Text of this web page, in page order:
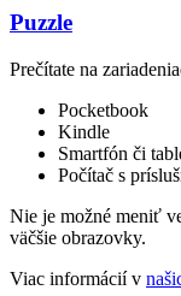
Puzzle
Prečítate na
Pocketbook
Kindle
Smartfón či
Počítač s
Nie je možné meniť
väčšie obrazovky.
Viac informácií v